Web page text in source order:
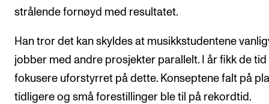
strålende fornøyd med resultatet.
Han tror det kan skyldes at musikkstudentene
jobber med andre prosjekter parallelt. I år fikk de tid
fokusere uforstyrret på dette. Konseptene falt på
tidligere og små forestillinger ble til på rekordtid.